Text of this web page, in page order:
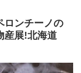
ロンチーノの
産展!北海道